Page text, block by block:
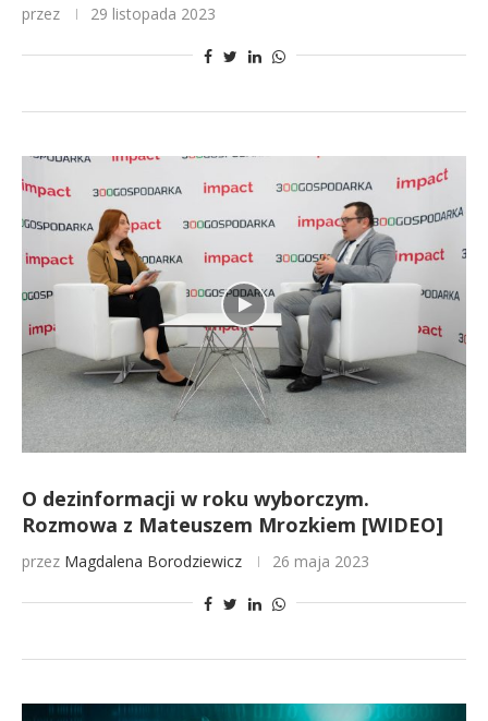
przez 29 listopada 2023
O dezinformacji w roku wyborczym.
Rozmowa z Mateuszem Mrozkiem [WIDEO]
przez Magdalena Borodziewicz 26 maja 2023